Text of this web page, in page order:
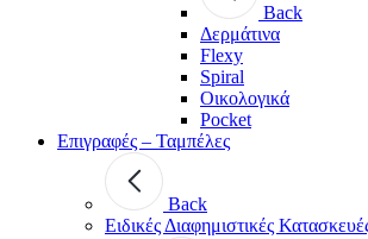
Back
Δερμάτινα
Flexy
Spiral
Οικολογικά
Pocket
Επιγραφές – Ταμπέλες
Back
Ειδικές Διαφημιστικές